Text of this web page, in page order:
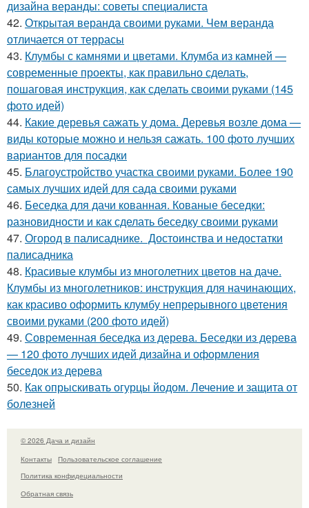
дизайна веранды: советы специалиста
42. Открытая веранда своими руками. Чем веранда
отличается от террасы
43. Клумбы с камнями и цветами. Клумба из камней —
современные проекты, как правильно сделать,
пошаговая инструкция, как сделать своими руками (145
фото идей)
44. Какие деревья сажать у дома. Деревья возле дома —
виды которые можно и нельзя сажать. 100 фото лучших
вариантов для посадки
45. Благоустройство участка своими руками. Более 190
самых лучших идей для сада своими руками
46. Беседка для дачи кованная. Кованые беседки:
разновидности и как сделать беседку своими руками
47. Огород в палисаднике. Достоинства и недостатки
палисадника
48. Красивые клумбы из многолетних цветов на даче.
Клумбы из многолетников: инструкция для начинающих,
как красиво оформить клумбу непрерывного цветения
своими руками (200 фото идей)
49. Современная беседка из дерева. Беседки из дерева
— 120 фото лучших идей дизайна и оформления
беседок из дерева
50. Как опрыскивать огурцы йодом. Лечение и защита от
болезней
© 2026 Дача и дизайн
Контакты
Пользовательское соглашение
Политика конфидециальности
Обратная связь